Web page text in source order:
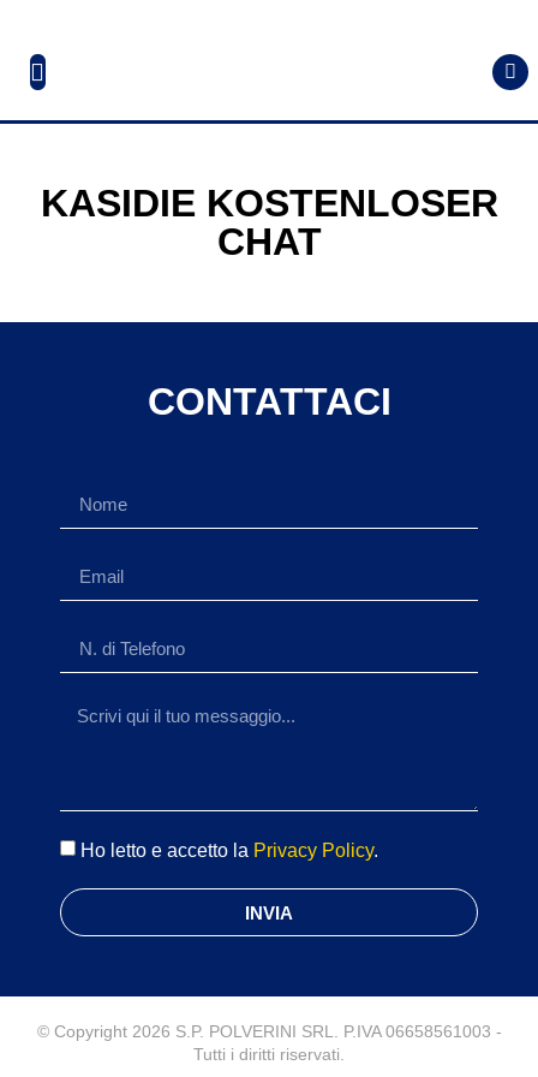
KASIDIE KOSTENLOSER
CHAT
CONTATTACI
Ho letto e accetto la Privacy Policy.
INVIA
© Copyright 2026 S.P. POLVERINI SRL. P.IVA 06658561003 -
Tutti i diritti riservati.